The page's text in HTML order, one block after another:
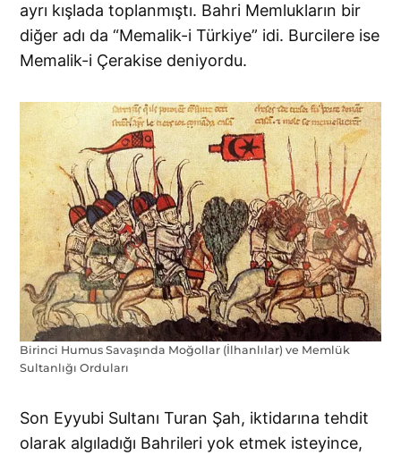
ayrı kışlada toplanmıştı. Bahri Memlukların bir
diğer adı da “Memalik-i Türkiye” idi. Burcilere ise
Memalik-i Çerakise deniyordu.
Birinci Humus Savaşında Moğollar (İlhanlılar) ve Memlük
Sultanlığı Orduları
Son Eyyubi Sultanı Turan Şah, iktidarına tehdit
olarak algıladığı Bahrileri yok etmek isteyince,